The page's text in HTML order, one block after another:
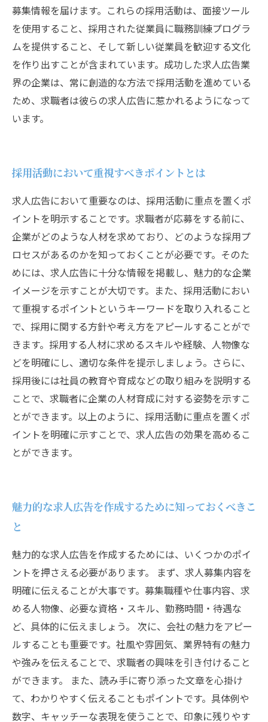
募集情報を届けます。これらの採用活動は、面接ツール
を使用すること、採用された従業員に職務訓練プログラ
ムを提供すること、そして新しい従業員を歓迎する文化
を作り出すことが含まれています。成功した求人広告業
界の企業は、常に創造的な方法で採用活動を進めている
ため、求職者は彼らの求人広告に惹かれるようになって
います。
採用活動において重視すべきポイントとは
求人広告において重要なのは、採用活動に重点を置くポ
イントを明示することです。求職者が応募をする前に、
企業がどのような人材を求めており、どのような採用プ
ロセスがあるのかを知っておくことが必要です。そのた
めには、求人広告に十分な情報を掲載し、魅力的な企業
イメージを示すことが大切です。また、採用活動におい
て重視するポイントというキーワードを取り入れること
で、採用に関する方針や考え方をアピールすることがで
きます。採用する人材に求めるスキルや経験、人物像な
どを明確にし、適切な条件を提示しましょう。さらに、
採用後には社員の教育や育成などの取り組みを説明する
ことで、求職者に企業の人材育成に対する姿勢を示すこ
とができます。以上のように、採用活動に重点を置くポ
イントを明確に示すことで、求人広告の効果を高めるこ
とができます。
魅力的な求人広告を作成するために知っておくべきこ
と
魅力的な求人広告を作成するためには、いくつかのポイ
ントを押さえる必要があります。 まず、求人募集内容を
明確に伝えることが大事です。募集職種や仕事内容、求
める人物像、必要な資格・スキル、勤務時間・待遇な
ど、具体的に伝えましょう。 次に、会社の魅力をアピー
ルすることも重要です。社風や雰囲気、業界特有の魅力
や強みを伝えることで、求職者の興味を引き付けること
ができます。 また、読み手に寄り添った文章を心掛け
て、わかりやすく伝えることもポイントです。具体例や
数字、キャッチーな表現を使うことで、印象に残りやす